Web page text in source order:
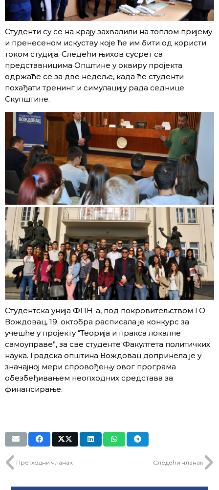
Студенти су се на крају захвалили на топлом пријему
и пренесеном искуству које ће им бити од користи
током студија. Следећи њихов сусрет са
представницима Општине у оквиру пројекта
одржаће се за две недеље, када ће студенти
похађати тренинг и симулацију рада седнице
Скупштине.
Студентска унија ФПН-а, под покровитељством ГО
Вождовац, 19. октобра расписала је конкурс за
учешће у пројекту “Теорија и пракса локалне
самоуправе”, за све студенте Факултета политичких
наука. Градска општина Вождовац допринела је у
значајној мери спровођењу овог програма
обезбеђивањем неопходних средстава за
финансирање.
Претходни чланак Следећи чланак